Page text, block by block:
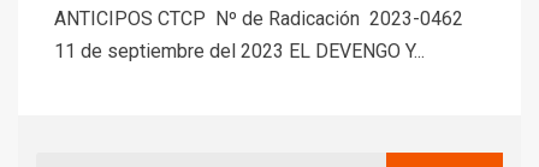
ANTICIPOS CTCP Nº de Radicación 2023-0462
11 de septiembre del 2023 EL DEVENGO Y...